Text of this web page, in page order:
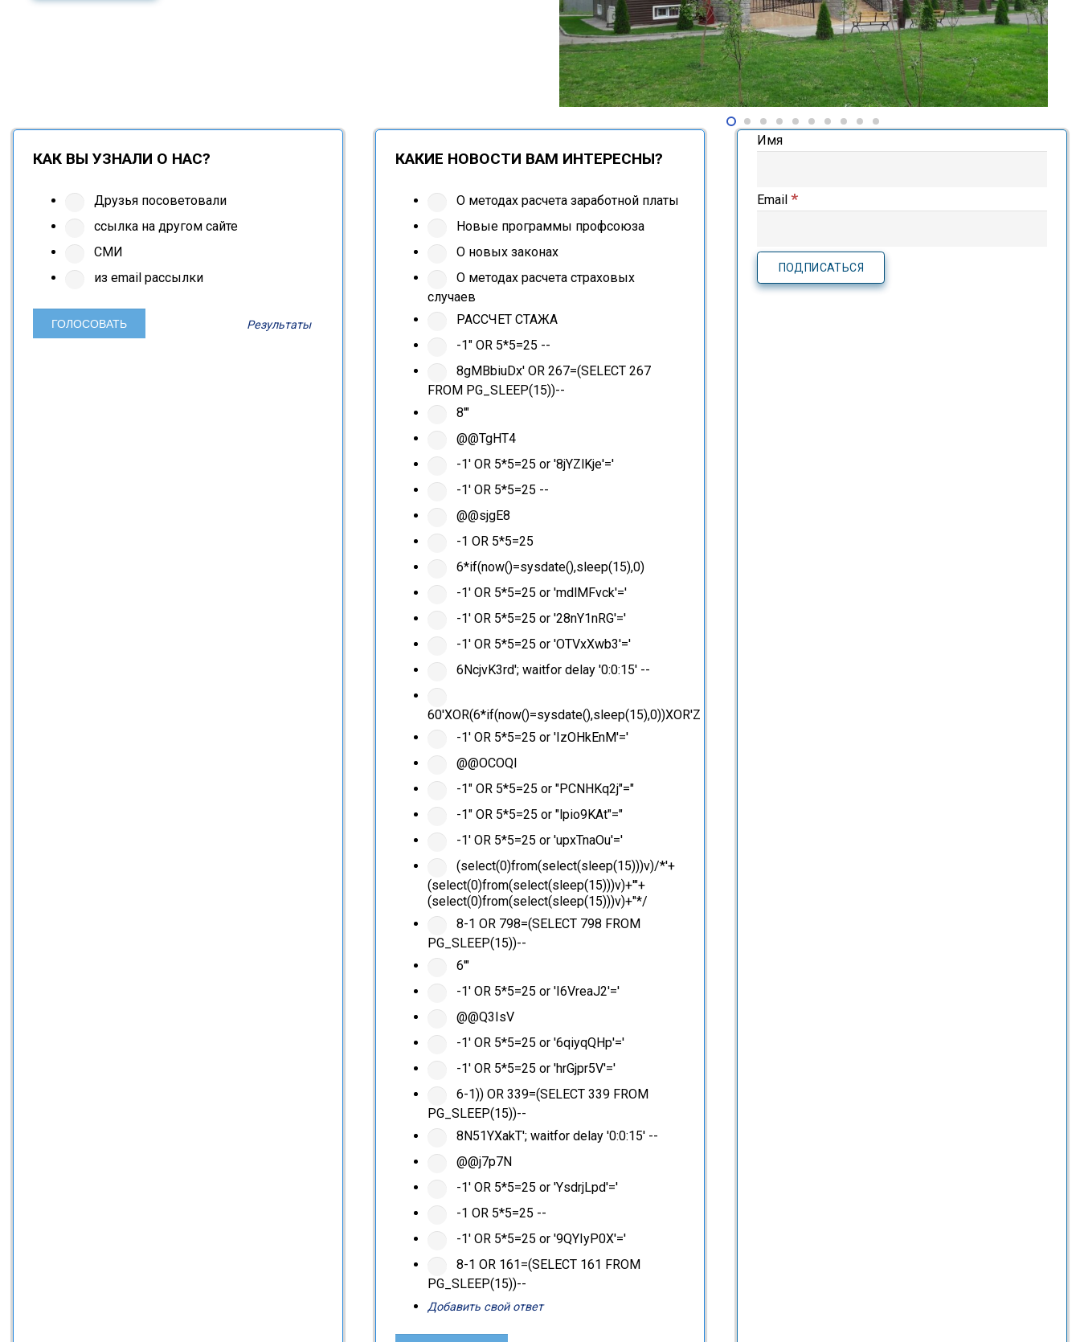
КАК ВЫ УЗНАЛИ О НАС?
Друзья посоветовали
ссылка на другом сайте
СМИ
из email рассылки
Результаты
КАКИЕ НОВОСТИ ВАМ ИНТЕРЕСНЫ?
О методах расчета заработной платы
Новые программы профсоюза
О новых законах
О методах расчета страховых
случаев
РАССЧЕТ СТАЖА
-1" OR 5*5=25 --
8gMBbiuDx' OR 267=(SELECT 267
FROM PG_SLEEP(15))--
8'"
@@TgHT4
-1' OR 5*5=25 or '8jYZlKje'='
-1' OR 5*5=25 --
@@sjgE8
-1 OR 5*5=25
6*if(now()=sysdate(),sleep(15),0)
-1' OR 5*5=25 or 'mdlMFvck'='
-1' OR 5*5=25 or '28nY1nRG'='
-1' OR 5*5=25 or 'OTVxXwb3'='
6NcjvK3rd'; waitfor delay '0:0:15' --
60'XOR(6*if(now()=sysdate(),sleep(15),0))XOR'Z
-1' OR 5*5=25 or 'IzOHkEnM'='
@@OCOQl
-1" OR 5*5=25 or "PCNHKq2j"="
-1" OR 5*5=25 or "lpio9KAt"="
-1' OR 5*5=25 or 'upxTnaOu'='
(select(0)from(select(sleep(15)))v)/*'+
(select(0)from(select(sleep(15)))v)+'"+
(select(0)from(select(sleep(15)))v)+"*/
8-1 OR 798=(SELECT 798 FROM
PG_SLEEP(15))--
6'"
-1' OR 5*5=25 or 'I6VreaJ2'='
@@Q3IsV
-1' OR 5*5=25 or '6qiyqQHp'='
-1' OR 5*5=25 or 'hrGjpr5V'='
6-1)) OR 339=(SELECT 339 FROM
PG_SLEEP(15))--
8N51YXakT'; waitfor delay '0:0:15' --
@@j7p7N
-1' OR 5*5=25 or 'YsdrjLpd'='
-1 OR 5*5=25 --
-1' OR 5*5=25 or '9QYIyP0X'='
8-1 OR 161=(SELECT 161 FROM
PG_SLEEP(15))--
Добавить свой ответ
Имя
Email*